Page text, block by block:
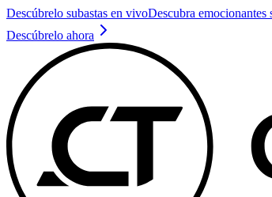
Descúbrelo subastas en vivoDescubra emocionantes
Descúbrelo ahora